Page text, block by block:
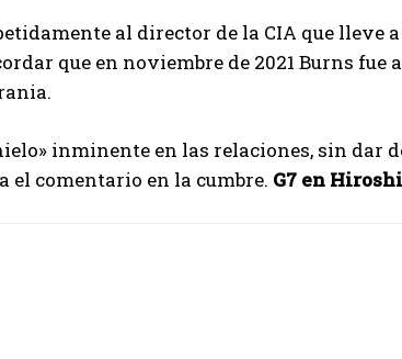
al director de la CIA que lleve
que en noviembre de 2021 Burns fue
inminente en las relaciones, sin dar
el comentario en la cumbre. G7 en